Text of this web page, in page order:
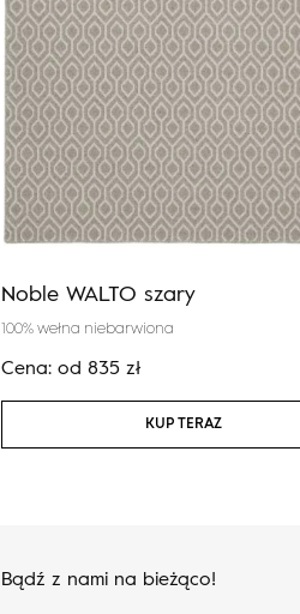
Noble WALTO szary
100% wełna niebarwiona
Cena: od 835 zł
KUP TERAZ
Bądź z nami na bieżąco!